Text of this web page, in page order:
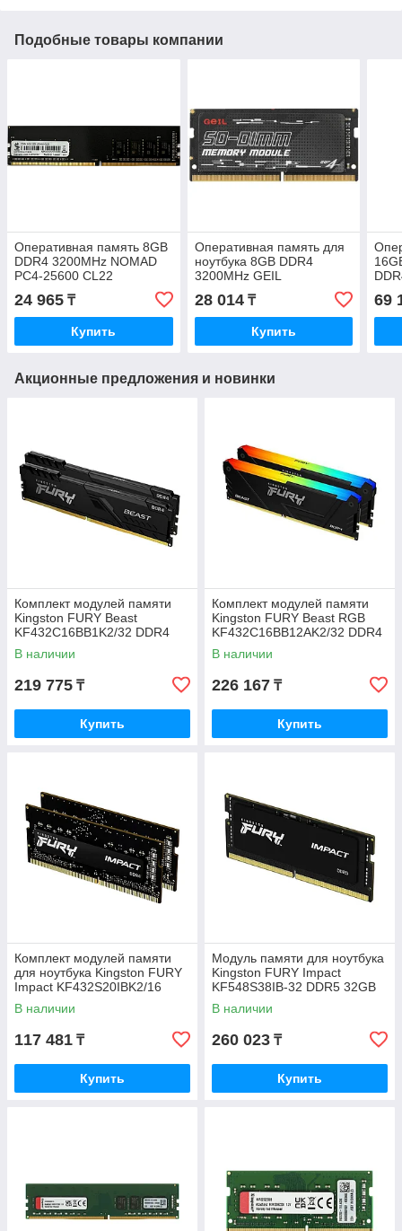
Подобные товары компании
Оперативная память 8GB
DDR4 3200MHz NOMAD
PC4-25600 CL22
NMD3200D4U22-8GB Bulk
Pack
24 965 ₸
Купить
Оперативная память для
ноутбука 8GB DDR4
3200MHz GEIL
GS48GB3200C22SC Retail
Pack
28 014₸
Купить
69
Акционные предложения и новинки
Комплект модулей памяти
Kingston FURY Beast
KF432C16BB1K2/32 DDR4
32GB (Kit 2x16GB) 3200MHz
В наличии
219 775 ₸
Купить
Комплект модулей памяти
Kingston FURY Beast RGB
KF432C16BB12AK2/32 DDR4
32GB
В наличии
226 167 ₸
Купить
Комплект модулей памяти
для ноутбука Kingston FURY
Impact KF432S20IBK2/16
DDR4 16GB
В наличии
117 481 ₸
Купить
Модуль памяти для ноутбука
Kingston FURY Impact
KF548S38IB-32 DDR5 32GB
В наличии
260 023 ₸
Купить